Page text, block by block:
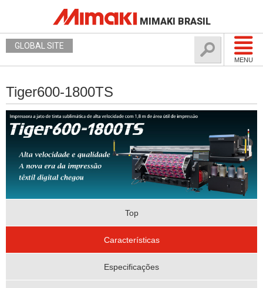
MIMAKI BRASIL
MENU
GLOBAL SITE
Tiger600-1800TS
Top
Características
Especificações